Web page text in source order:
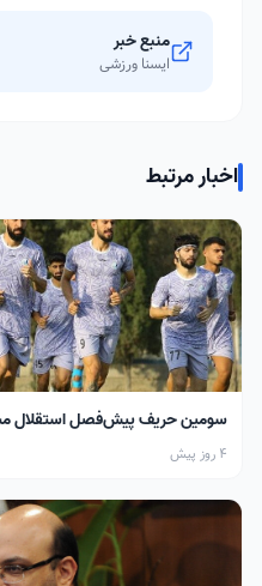
منبع خبر
ایسنا ورزشی
اخبار مرتبط
سومین حریف پیش‌فصل
4 روز پیش